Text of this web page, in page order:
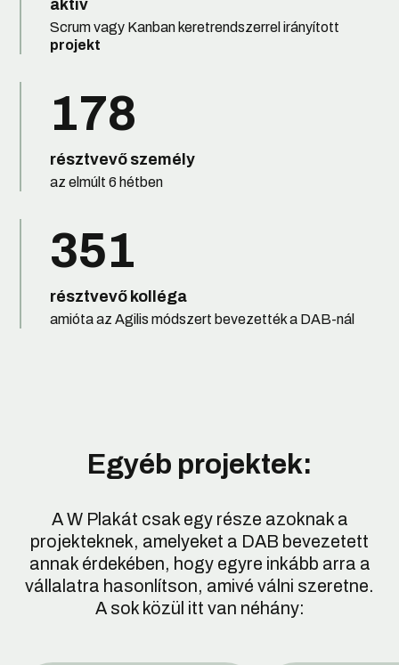
Scrum vagy Kanban keretrendszerrel irányított
projekt
178
résztvevő személy
az elmúlt 6 hétben
351
résztvevő kolléga
amióta az Agilis módszert bevezették a DAB-nál
Egyéb projektek:
A W Plakát csak egy része azoknak a
projekteknek, amelyeket a DAB bevezetett
annak érdekében, hogy egyre inkább arra a
vállalatra hasonlítson, amivé válni szeretne.
A sok közül itt van néhány: